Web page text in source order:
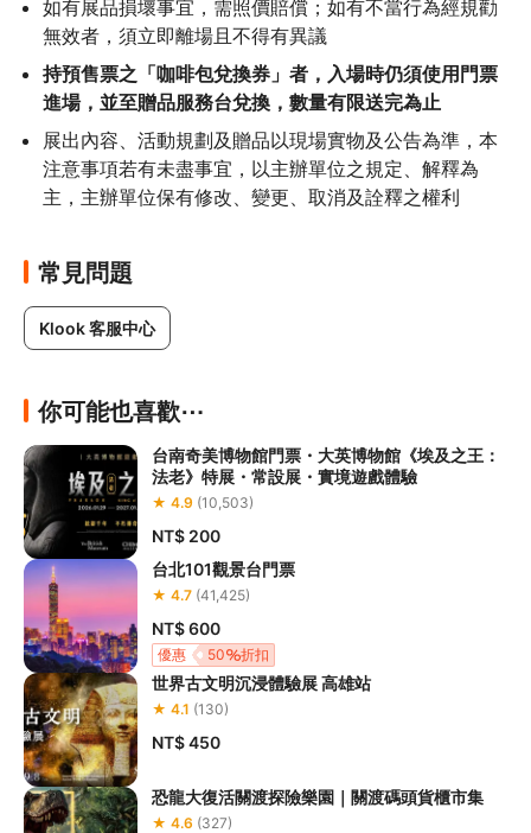
如有展品損壞事宜，需照價賠償；如有不當行為經規勸
無效者，須立即離場且不得有異議
持預售票之「咖啡包兌換券」者，入場時仍須使用門票
進場，並至贈品服務台兌換，數量有限送完為止
展出內容、活動規劃及贈品以現場實物及公告為準，本
注意事項若有未盡事宜，以主辦單位之規定、解釋為
主，主辦單位保有修改、變更、取消及詮釋之權利
常見問題
Klook 客服中心
你可能也喜歡⋯
台南奇美博物館門票・大英博物館《埃及之王：
法老》特展・常設展・實境遊戲體驗
★ 4.9 (10,503)
NT$ 200
台北101觀景台門票
★ 4.7 (41,425)
NT$ 600
50 折扣
優惠
世界古文明沉浸體驗展 高雄站
★ 4.1 (130)
NT$ 450
恐龍大復活關渡探險樂園｜關渡碼頭貨櫃市集
★ 4.6 (327)